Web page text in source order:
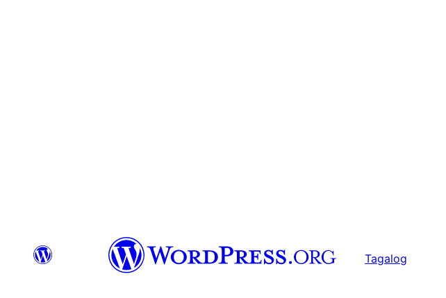
Tagalog